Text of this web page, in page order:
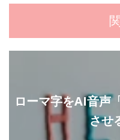
ローマ字をAI音声
させ